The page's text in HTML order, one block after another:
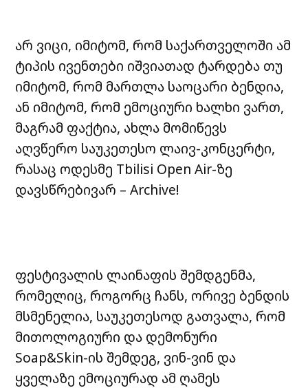
არ ვიცი, იმიტომ, რომ საქართველოში ამ
ტიპის ივენთები იშვიათად ტარდება თუ
იმიტომ, რომ მართლა საოცარი ბენდია,
ან იმიტომ, რომ ემოციური ხალხი ვართ,
მაგრამ ფაქტია, ახლა მომიწევს
აღვწერო საუკეთესო ლაივ-კონცერტი,
რასაც ოდესმე Tbilisi Open Air-ზე
დავსწრებივარ – Archive!
ფესტივალის ლაინაფის შემდგენმა,
რომელიც, როგორც ჩანს, ორივე ბენდის
მსმენელია, საუკეთესოდ გათვალა, რომ
მითოლოგიური და დემონური
Soap&Skin-ის შემდეგ, ვინ-ვინ და
ყველაზე ემოციურად ამ ღამეს